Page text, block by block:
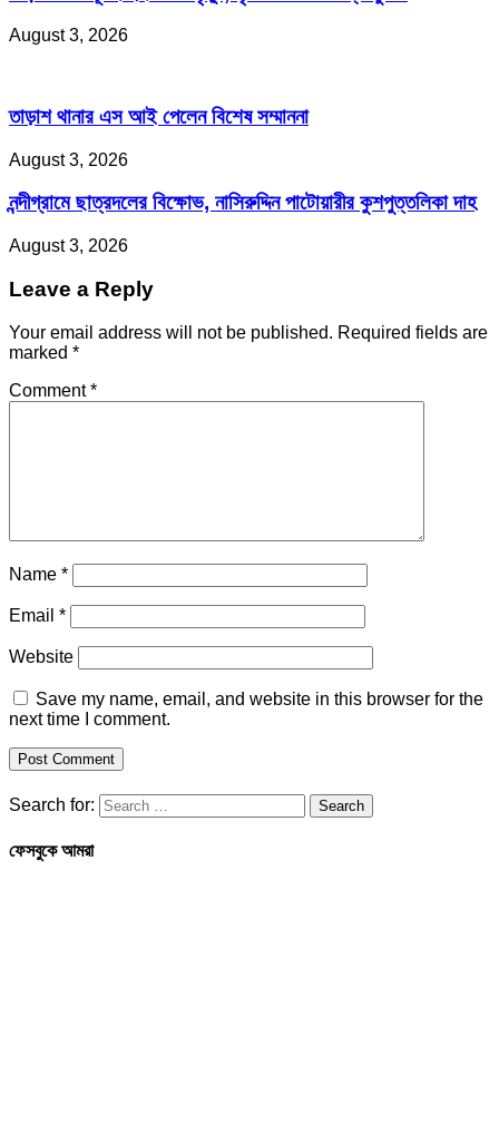
August 3, 2026
তাড়াশ থানার এস আই পেলেন বিশেষ সম্মাননা
August 3, 2026
নন্দীগ্রামে ছাত্রদলের বিক্ষোভ, নাসিরুদ্দিন পাটোয়ারীর কুশপুত্তলিকা দাহ
August 3, 2026
Leave a Reply
Your email address will not be published. Required fields are
marked *
Comment*
Name *
Email *
Website
Save my name, email, and website in this browser for the
next time I comment.
Search for:
ফেসবুকে আমরা